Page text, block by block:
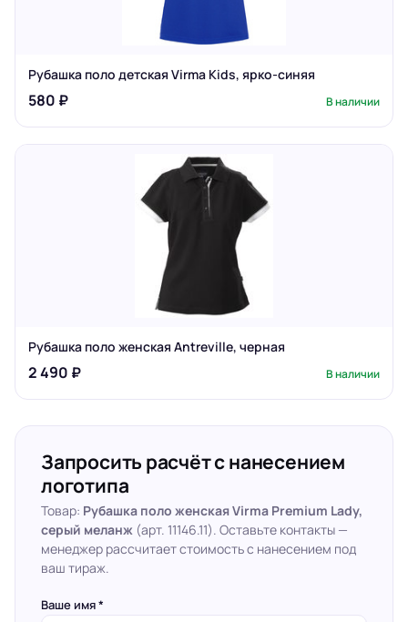
Рубашка поло детская Virma Kids, ярко-синяя
580 ₽ В наличии
Рубашка поло женская Antreville, черная
2 490 ₽ В наличии
Запросить расчёт с нанесением
логотипа
Товар: Рубашка поло женская Virma Premium Lady,
серый меланж (арт. 11146.11). Оставьте контакты —
менеджер рассчитает стоимость с нанесением под
ваш тираж.
Ваше имя *